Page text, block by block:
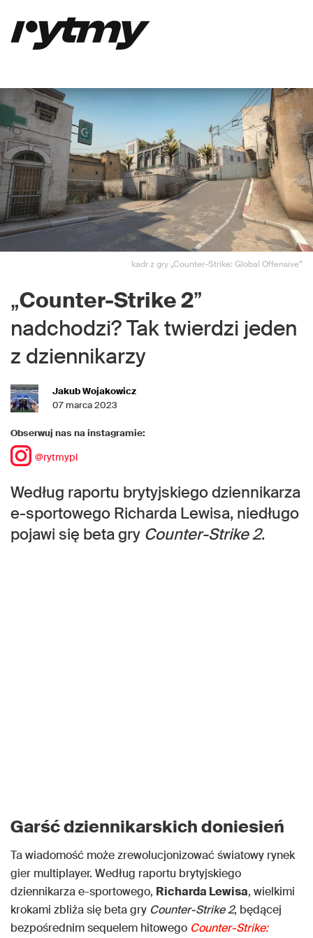
kadr z gry „Counter-Strike: Global Offensive”
„Counter-Strike 2”
nadchodzi? Tak twierdzi jeden
z dziennikarzy
Jakub Wojakowicz
07 marca 2023
Obserwuj nas na instagramie:
@rytmypl
Według raportu brytyjskiego dziennikarza
e-sportowego Richarda Lewisa, niedługo
pojawi się beta gry Counter-Strike 2.
Garść dziennikarskich doniesień
Ta wiadomość może zrewolucjonizować światowy rynek
gier multiplayer. Według raportu brytyjskiego
dziennikarza e-sportowego, Richarda Lewisa, wielkimi
krokami zbliża się beta gry Counter-Strike 2, będącej
bezpośrednim sequelem hitowego Counter-Strike: